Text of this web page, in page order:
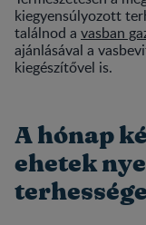
kiegyensúlyozott
találnod a vasban
ajánlásával a
kiegészítővel is.
A hónap
ehetek